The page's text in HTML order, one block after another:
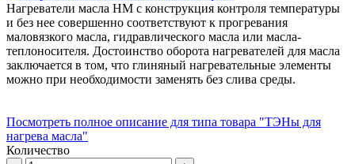
Нагреватели масла НМ с конструкция контроля температуры
и без нее совершенно соответствуют к прогревания
маловязкого масла, гидравлического масла или масла-
теплоносителя. Достоинство оборота нагревателей для масла
заключается в том, что глиняный нагревательные элементы
можно при необходимости заменять без слива среды.
Посмотреть полное описание для типа товара "ТЭНы для
нагрева масла"
Количество